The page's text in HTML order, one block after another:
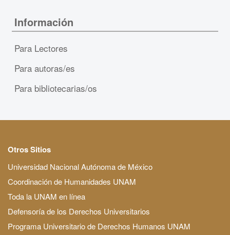
Información
Para Lectores
Para autoras/es
Para bibliotecarias/os
Otros Sitios
Universidad Nacional Autónoma de México
Coordinación de Humanidades UNAM
Toda la UNAM en línea
Defensoría de los Derechos Universitarios
Programa Universitario de Derechos Humanos UNAM